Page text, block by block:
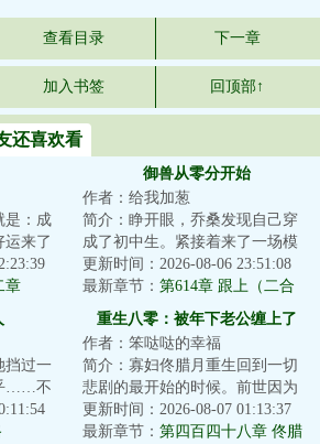
查看目录 下一章
加入书签 回顶部↑
还喜欢看
是：成
运来了
一个
章
御兽从零分开始
作者：给我加葱
简介：睁开眼，乔桑发现自己穿
成了初中生。紧接着来了一场模
拟考。毕业她怕了吗？她怕
了……这考的都什么...
更新时间：2026-08-06 23:51:08
最新章节： 第614章 跟上（二合
一）
挡过一
……不
都没
重生八零：被年下老公缠上了
作者：笨哒哒的幸福
简介：寡妇佟腊月重生回到一切
悲剧的最开始的时候。前世因为
改嫁宋大龙，踏上了一条不归
路。重生归来的第...
更新时间：2026-08-07 01:13:37
最新章节： 第四百四十八章 佟腊